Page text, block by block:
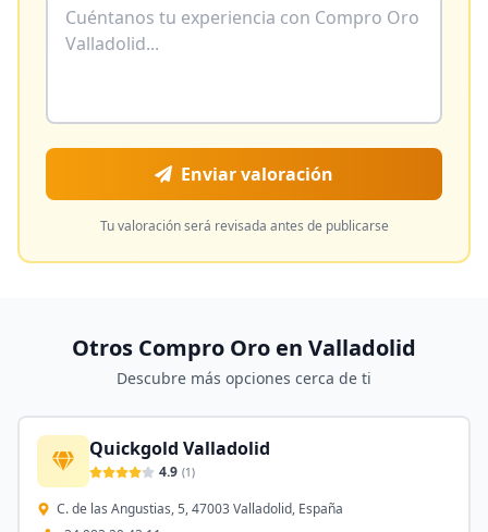
Enviar valoración
Tu valoración será revisada antes de publicarse
Otros Compro Oro en Valladolid
Descubre más opciones cerca de ti
Quickgold Valladolid
4.9 (1)
C. de las Angustias, 5, 47003 Valladolid, España